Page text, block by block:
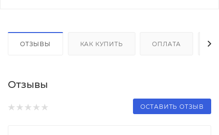
ОТЗЫВЫ КАК КУПИТЬ ОПЛАТА
Отзывы
ОСТАВИТЬ ОТЗЫВ